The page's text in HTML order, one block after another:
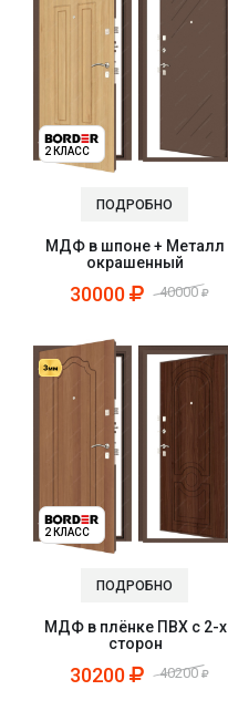
2 КЛАСС
ПОДРОБНО
МДФ в шпоне + Металл
окрашенный
30000 40000
2 КЛАСС
ПОДРОБНО
МДФ в плёнке ПВХ с 2-х
сторон
30200 40200